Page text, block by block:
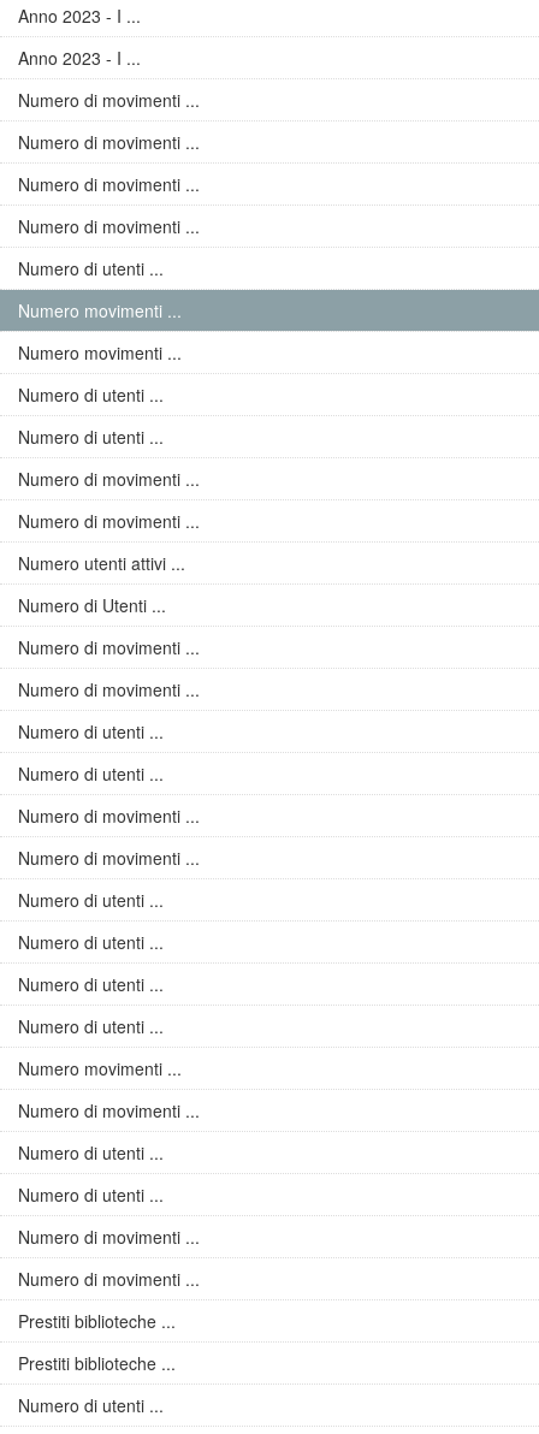
Anno 2023 - I ...
Anno 2023 - I ...
Numero di movimenti ...
Numero di movimenti ...
Numero di movimenti ...
Numero di movimenti ...
Numero di utenti ...
Numero movimenti ...
Numero movimenti ...
Numero di utenti ...
Numero di utenti ...
Numero di movimenti ...
Numero di movimenti ...
Numero utenti attivi ...
Numero di Utenti ...
Numero di movimenti ...
Numero di movimenti ...
Numero di utenti ...
Numero di utenti ...
Numero di movimenti ...
Numero di movimenti ...
Numero di utenti ...
Numero di utenti ...
Numero di utenti ...
Numero di utenti ...
Numero movimenti ...
Numero di movimenti ...
Numero di utenti ...
Numero di utenti ...
Numero di movimenti ...
Numero di movimenti ...
Prestiti biblioteche ...
Prestiti biblioteche ...
Numero di utenti ...